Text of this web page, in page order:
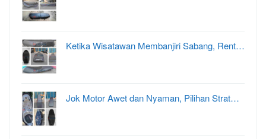
Ketika Wisatawan Membanjiri Sabang, Rent…
Jok Motor Awet dan Nyaman, Pilihan Strat…